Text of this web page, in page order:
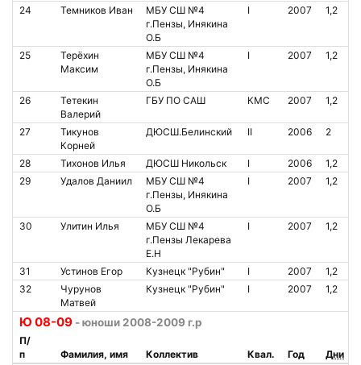
24 Темников Иван
МБУ СШ №4
г.Пензы, Инякина
О.Б
I 2007 1,2
25
Терёхин
Максим
МБУ СШ №4
г.Пензы, Инякина
О.Б
I 2007 1,2
26
Тетекин
Валерий
ГБУ ПО САШ КМС 2007 1,2
27
Тикунов
Корней
ДЮСШ.Белинский II 2006 2
28 Тихонов Илья ДЮСШ Никольск I 2006
1,2
29
Удалов Даниил
МБУ СШ №4
г.Пензы, Инякина
О.Б
I 2007 1,2
30 Улитин Илья
МБУ СШ №4
г.Пензы Лекарева
Е.Н
I 2007 1,2
31 Устинов Егор Кузнецк "Рубин" I 2007
1,2
32
Чурунов
Матвей
Кузнецк "Рубин" I 2007 1,2
Ю 08-09 - юноши 2008-2009 г.р
П/
п
Фамилия, имя Коллектив Квал. Год
Дни